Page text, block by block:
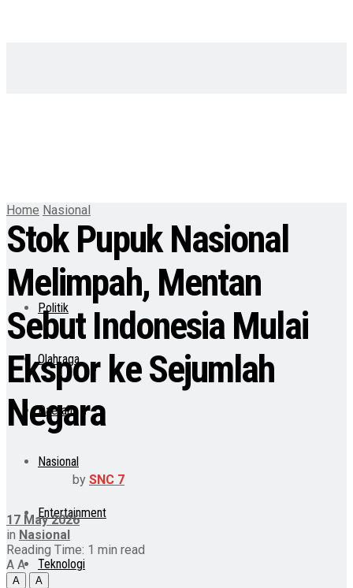
Politik
Olahraga
Daerah
Nasional
Entertainment
Teknologi
Home Nasional
Stok Pupuk Nasional
Melimpah, Mentan
Sebut Indonesia Mulai
Ekspor ke Sejumlah
Negara
by SNC 7
17 May 2026
in Nasional
Reading Time: 1 min read
A A
A
A